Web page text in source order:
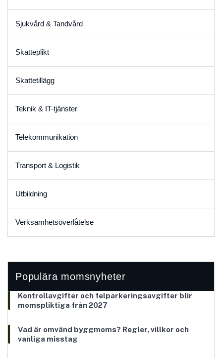
Sjukvård & Tandvård
Skatteplikt
Skattetillägg
Teknik & IT-tjänster
Telekommunikation
Transport & Logistik
Utbildning
Verksamhetsöverlåtelse
Populära momsnyheter
Kontrollavgifter och felparkeringsavgifter blir
momspliktiga från 2027
Vad är omvänd byggmoms? Regler, villkor och
vanliga misstag